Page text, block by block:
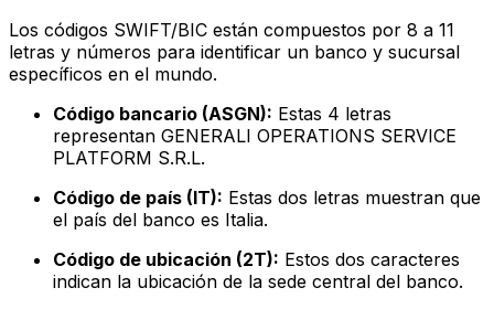
Los códigos SWIFT/BIC están compuestos por 8 a 11
letras y números para identificar un banco y sucursal
específicos en el mundo.
Código bancario (ASGN): Estas 4 letras
representan GENERALI OPERATIONS SERVICE
PLATFORM S.R.L.
Código de país (IT): Estas dos letras muestran que
el país del banco es Italia.
Código de ubicación (2T): Estos dos caracteres
indican la ubicación de la sede central del banco.